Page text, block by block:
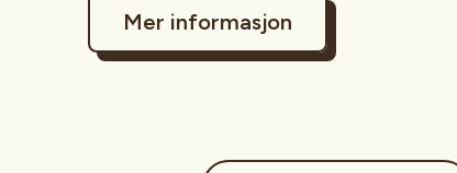
Mer informasjon